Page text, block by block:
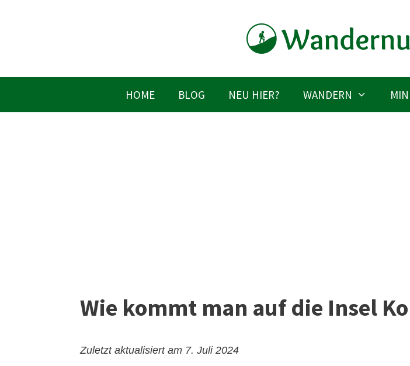
HOME BLOG NEU HIER? WANDERN
Wie kommt man auf die Insel
Zuletzt aktualisiert am 7. Juli 2024